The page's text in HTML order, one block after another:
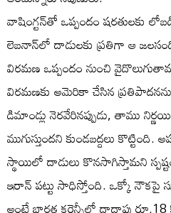
వాషింగ్టన్‌తో ఒప్పందం షరతులకు
లెబనాన్‌లో దాడులకు ప్రతిగా ఆ
విరమణ ఒప్పందం నుంచి
విరమణకు అమెరికా చేసిన
డిమాండ్లు నెరవేరినప్పుడు, తాము
ముగుస్తుందని కుండబద్దలు
స్థాయిలో దాడులు కొనసాగిస్తామని
ఇరాన్‌ పట్టు సాధిస్తోంది. ఒక్కో నౌకపై
అంటే భారత కరెన్సీలో దాదాపు రూ.18